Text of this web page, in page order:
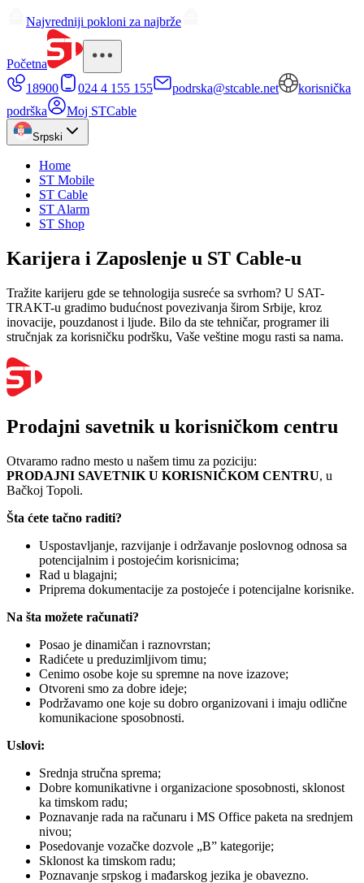
Najvredniji pokloni za najbrže
Početna
18900
024 4 155 155 podrska@stcable.net
korisnička
podrška
Moj STCable
Srpski
Home
ST Mobile
ST Cable
ST Alarm
ST Shop
Karijera i Zaposlenje u ST Cable-u
Tražite karijeru gde se tehnologija susreće sa svrhom? U SAT-
TRAKT-u gradimo budućnost povezivanja širom Srbije, kroz
inovacije, pouzdanost i ljude. Bilo da ste tehničar, programer ili
stručnjak za korisničku podršku, Vaše veštine mogu rasti sa nama.
Prodajni savetnik u korisničkom centru
Otvaramo radno mesto u našem timu za poziciju:
PRODAJNI SAVETNIK U KORISNIČKOM CENTRU, u
Bačkoj Topoli.
Šta ćete tačno raditi?
Uspostavljanje, razvijanje i održavanje poslovnog odnosa sa
potencijalnim i postojećim korisnicima;
Rad u blagajni;
Priprema dokumentacije za postojeće i potencijalne korisnike.
Na šta možete računati?
Posao je dinamičan i raznovrstan;
Radićete u preduzimljivom timu;
Cenimo osobe koje su spremne na nove izazove;
Otvoreni smo za dobre ideje;
Podržavamo one koje su dobro organizovani i imaju odlične
komunikacione sposobnosti.
Uslovi:
Srednja stručna sprema;
Dobre komunikativne i organizacione sposobnosti, sklonost
ka timskom radu;
Poznavanje rada na računaru i MS Office paketa na srednjem
nivou;
Posedovanje vozačke dozvole „B” kategorije;
Sklonost ka timskom radu;
Poznavanje srpskog i mađarskog jezika je obavezno.